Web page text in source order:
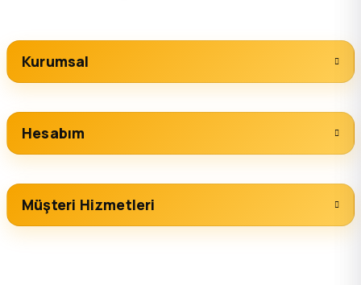
Kurumsal
Hesabım
Müşteri Hizmetleri